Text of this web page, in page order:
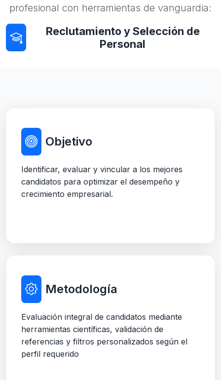
profesional con herramientas de vanguardia:
Reclutamiento y Selección de
Personal
Objetivo
Identificar, evaluar y vincular a los mejores
candidatos para optimizar el desempeño y
crecimiento empresarial.
Metodología
Evaluación integral de candidatos mediante
herramientas científicas, validación de
referencias y filtros personalizados según el
perfil requerido